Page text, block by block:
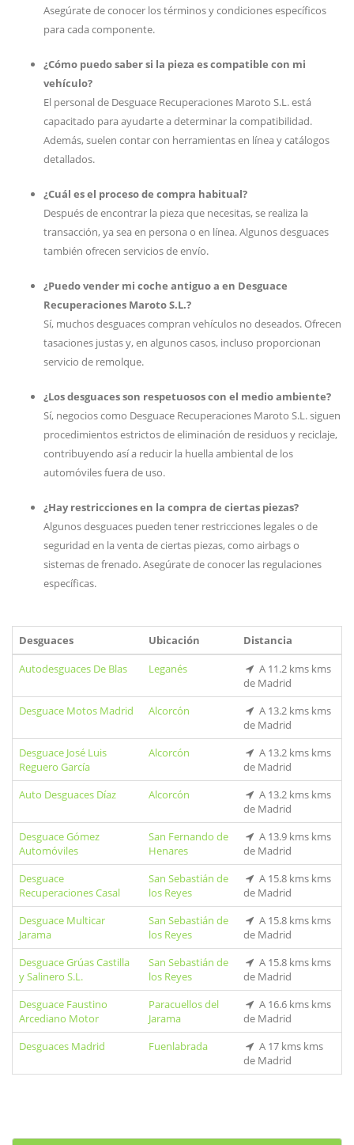
Asegúrate de conocer los términos y condiciones específicos
para cada componente.
¿Cómo puedo saber si la pieza es compatible con mi
vehículo?
El personal de Desguace Recuperaciones Maroto S.L. está
capacitado para ayudarte a determinar la compatibilidad.
Además, suelen contar con herramientas en línea y catálogos
detallados.
¿Cuál es el proceso de compra habitual?
Después de encontrar la pieza que necesitas, se realiza la
transacción, ya sea en persona o en línea. Algunos desguaces
también ofrecen servicios de envío.
¿Puedo vender mi coche antiguo a en Desguace
Recuperaciones Maroto S.L.?
Sí, muchos desguaces compran vehículos no deseados. Ofrecen
tasaciones justas y, en algunos casos, incluso proporcionan
servicio de remolque.
¿Los desguaces son respetuosos con el medio ambiente?
Sí, negocios como Desguace Recuperaciones Maroto S.L. siguen
procedimientos estrictos de eliminación de residuos y reciclaje,
contribuyendo así a reducir la huella ambiental de los
automóviles fuera de uso.
¿Hay restricciones en la compra de ciertas piezas?
Algunos desguaces pueden tener restricciones legales o de
seguridad en la venta de ciertas piezas, como airbags o
sistemas de frenado. Asegúrate de conocer las regulaciones
específicas.
Desguaces Ubicación
Distancia
Autodesguaces De Blas
Leganés
A 11.2 kms kms
de Madrid
Desguace Motos Madrid
Alcorcón
A 13.2 kms kms
de Madrid
Desguace José Luis
Reguero García
Alcorcón
A 13.2 kms kms
de Madrid
Auto Desguaces Díaz
Alcorcón
A 13.2 kms kms
de Madrid
Desguace Gómez
Automóviles
San Fernando de
Henares
A 13.9 kms kms
de Madrid
Desguace
Recuperaciones Casal
San Sebastián de
los Reyes
A 15.8 kms kms
de Madrid
Desguace Multicar
Jarama
San Sebastián de
los Reyes
A 15.8 kms kms
de Madrid
Desguace Grúas Castilla
y Salinero S.L.
San Sebastián de
los Reyes
A 15.8 kms kms
de Madrid
Desguace Faustino
Arcediano Motor
Paracuellos del
Jarama
A 16.6 kms kms
de Madrid
Desguaces Madrid
Fuenlabrada
A 17 kms kms
de Madrid